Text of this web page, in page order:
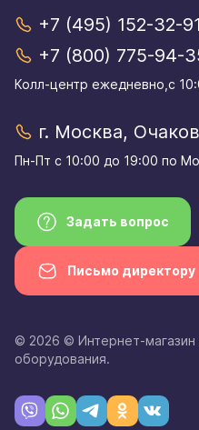
+7 (495) 152-32-91
+7 (800) 775-94-
Колл-центр eжедневно,с
г. Москва,
Пн-Пт с 10:00 до 19:00 по
Задать вопрос
Письмо директору
© 2026 © Интернет-магазин
оборудования.